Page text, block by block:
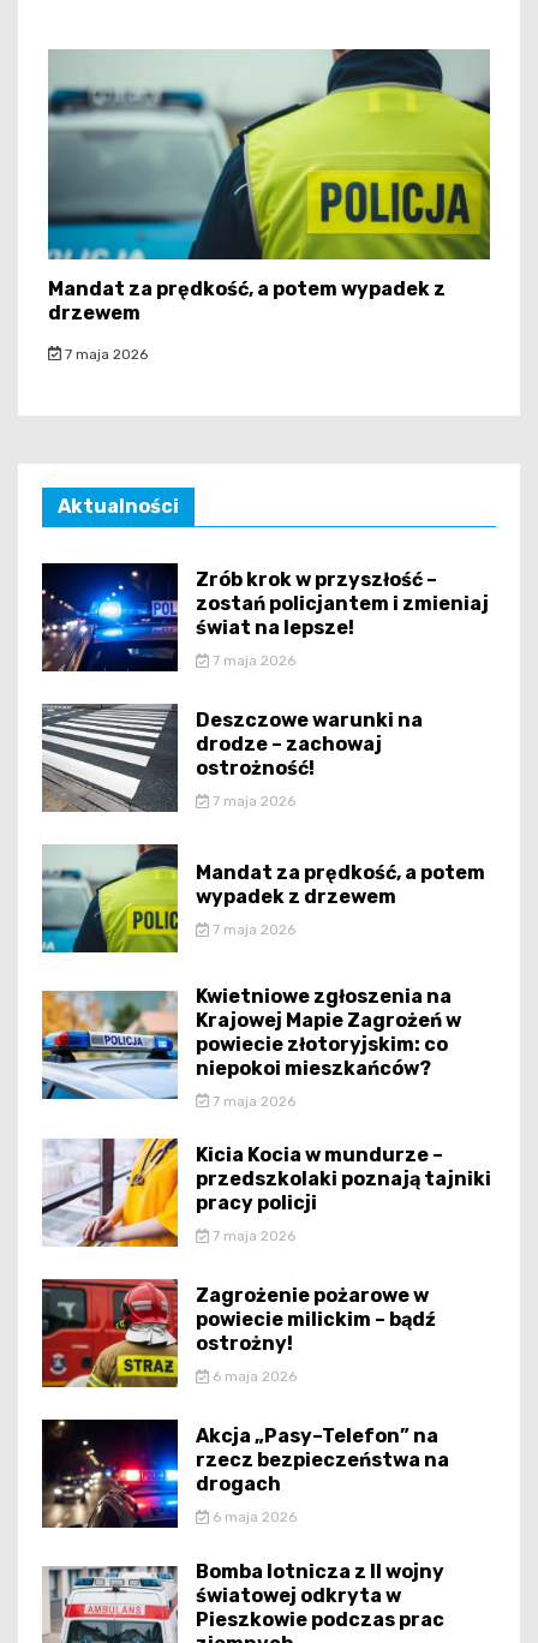
Mandat za prędkość, a potem wypadek z
drzewem
7 maja 2026
Aktualności
Zrób krok w przyszłość –
zostań policjantem i zmieniaj
świat na lepsze!
7 maja 2026
Deszczowe warunki na
drodze – zachowaj
ostrożność!
7 maja 2026
Mandat za prędkość, a potem
wypadek z drzewem
7 maja 2026
Kwietniowe zgłoszenia na
Krajowej Mapie Zagrożeń w
powiecie złotoryjskim: co
niepokoi mieszkańców?
7 maja 2026
Kicia Kocia w mundurze –
przedszkolaki poznają tajniki
pracy policji
7 maja 2026
Zagrożenie pożarowe w
powiecie milickim – bądź
ostrożny!
6 maja 2026
Akcja „Pasy–Telefon” na
rzecz bezpieczeństwa na
drogach
6 maja 2026
Bomba lotnicza z II wojny
światowej odkryta w
Pieszkowie podczas prac